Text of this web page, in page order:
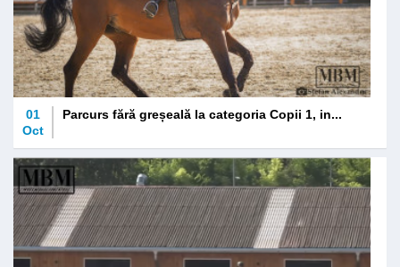
01
Oct
Parcurs fără greșeală la categoria Copii 1, in...